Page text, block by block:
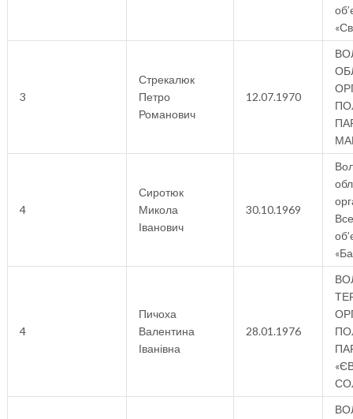
3
Стрекалюк
Петро
Романович
12.07.1970
4
Сиротюк
Микола
Іванович
30.10.1969
4
Пичоха
Валентина
Іванівна
28.01.1976